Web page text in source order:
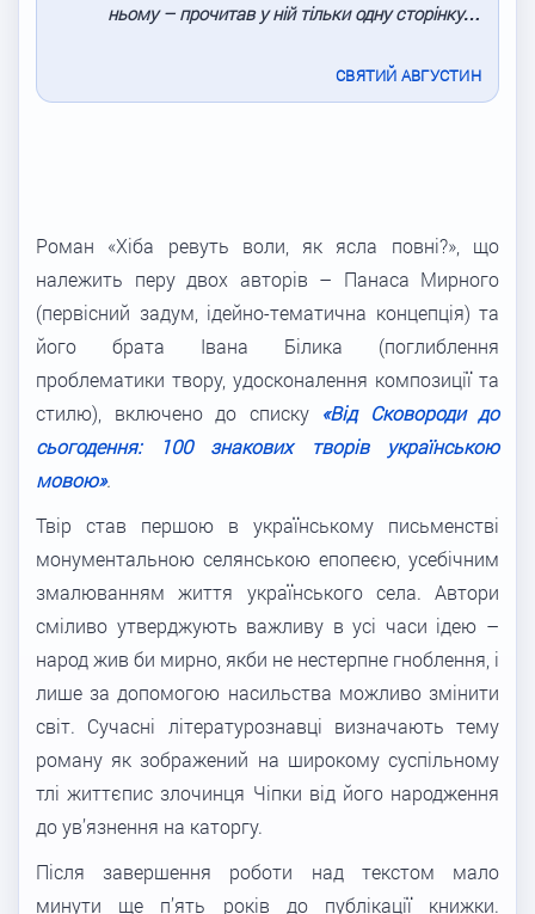
ньому – прочитав у ній тільки одну сторінку…
СВЯТИЙ АВГУСТИН
Роман «Хіба ревуть воли, як ясла повні?», що
належить перу двох авторів – Панаса Мирного
(первісний задум, ідейно-тематична концепція) та
його брата Івана Білика (поглиблення
проблематики твору, удосконалення композиції та
стилю), включено до списку «Від Сковороди до
сьогодення: 100 знакових творів українською
мовою».
Твір став першою в українському письменстві
монументальною селянською епопеєю, усебічним
змалюванням життя українського села. Автори
сміливо утверджують важливу в усі часи ідею –
народ жив би мирно, якби не нестерпне гноблення, і
лише за допомогою насильства можливо змінити
світ. Сучасні літературознавці визначають тему
роману як зображений на широкому суспільному
тлі життєпис злочинця Чіпки від його народження
до ув’язнення на каторгу.
Після завершення роботи над текстом мало
минути ще п’ять років до публікації книжки.